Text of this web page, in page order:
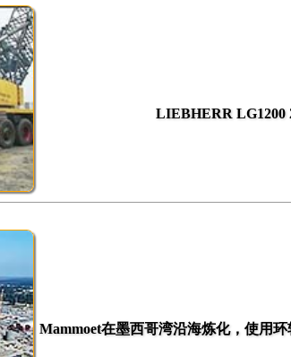
LIEBHERR LG1200
Mammoet在墨西哥湾沿海炼化，使用